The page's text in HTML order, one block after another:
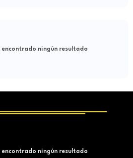
encontrado ningún resultado
encontrado ningún resultado